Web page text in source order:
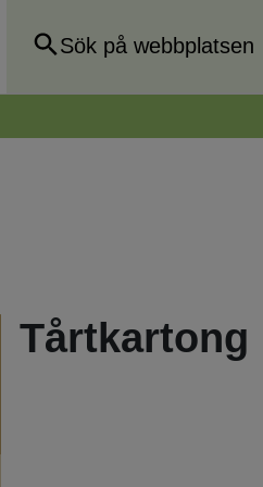
Tårtkartong